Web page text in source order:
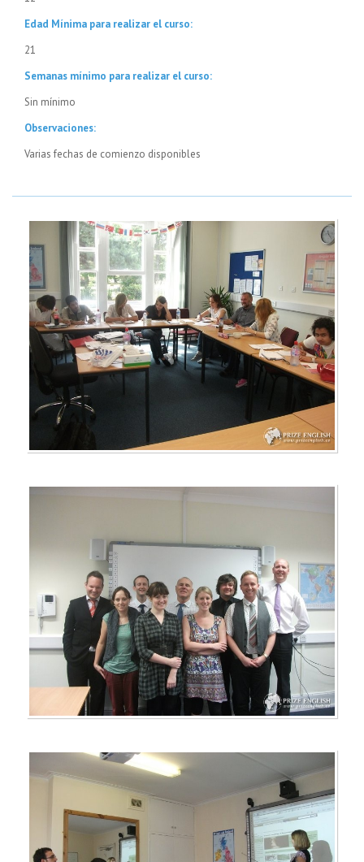
Edad Mínima para realizar el curso:
21
Semanas mínimo para realizar el curso:
Sin mínimo
Observaciones:
Varias fechas de comienzo disponibles